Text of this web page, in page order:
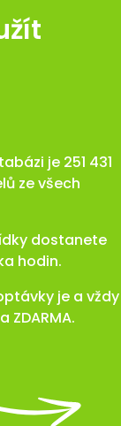
je 251 431
ze všech
dostanete
hodin.
je a vždy
ZDARMA.